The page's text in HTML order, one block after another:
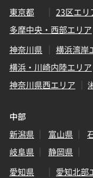
東京都
23区エリ
多摩中央・西部エリア
神奈川県
横浜湾岸
横浜・川崎内陸エリア
神奈川県西エリア
中部
新潟県
富山県
岐阜県
静岡県
愛知県
愛知北部